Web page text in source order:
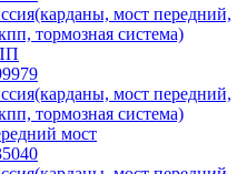
мост передний,
тормозная система)
мост передний,
тормозная система)
мост